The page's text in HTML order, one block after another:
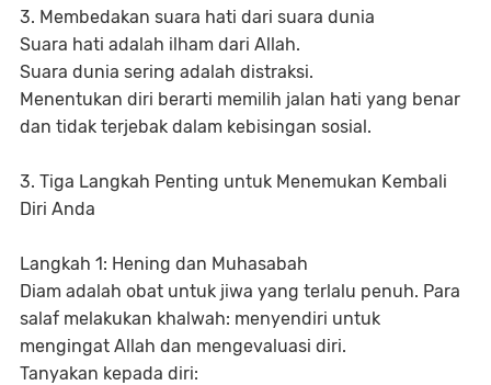
3. Membedakan suara hati dari suara dunia
Suara hati adalah ilham dari Allah.
Suara dunia sering adalah distraksi.
Menentukan diri berarti memilih jalan hati yang benar
dan tidak terjebak dalam kebisingan sosial.
3. Tiga Langkah Penting untuk Menemukan Kembali
Diri Anda
Langkah 1: Hening dan Muhasabah
Diam adalah obat untuk jiwa yang terlalu penuh. Para
salaf melakukan khalwah: menyendiri untuk
mengingat Allah dan mengevaluasi diri.
Tanyakan kepada diri: